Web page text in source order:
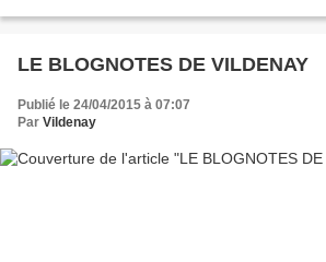
LE BLOGNOTES DE VILDENAY
Publié le 24/04/2015 à 07:07
Par Vildenay